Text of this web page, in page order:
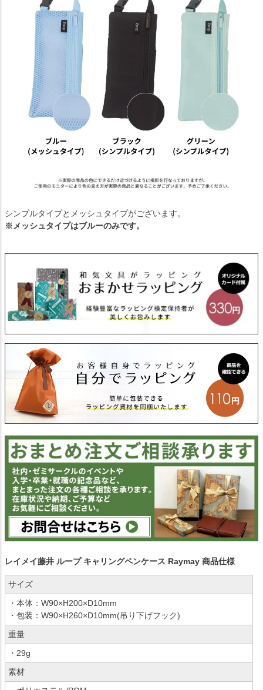
シンプルタイプとメッシュタイプがございます。
※メッシュタイプはブルーのみです。
レイメイ藤井 ループ キャリングペンケース Raymay 商品仕様
サイズ
・本体：W90×H200×D10mm
・包装：W90×H260×D10mm(吊り下げフック)
重量
・29g
素材